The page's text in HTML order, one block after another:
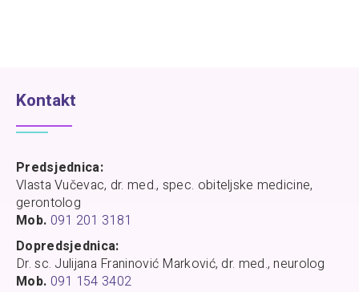
Kontakt
Predsjednica:
Vlasta Vučevac, dr. med., spec. obiteljske medicine,
gerontolog
Mob. 091 201 3181
Dopredsjednica:
Dr. sc. Julijana Franinović Marković, dr. med., neurolog
Mob. 091 154 3402